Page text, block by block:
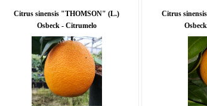
Citrus sinensis "THOMSON" (L.)
Osbeck - Citrumelo
Citrus